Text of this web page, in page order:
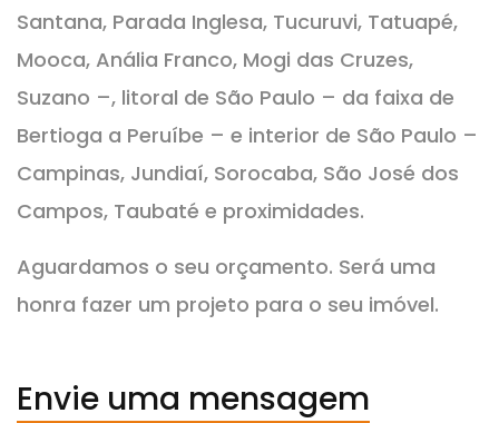
Santana, Parada Inglesa, Tucuruvi, Tatuapé,
Mooca, Anália Franco, Mogi das Cruzes,
Suzano –, litoral de São Paulo – da faixa de
Bertioga a Peruíbe – e interior de São Paulo –
Campinas, Jundiaí, Sorocaba, São José dos
Campos, Taubaté e proximidades.
Aguardamos o seu orçamento. Será uma
honra fazer um projeto para o seu imóvel.
Envie uma mensagem